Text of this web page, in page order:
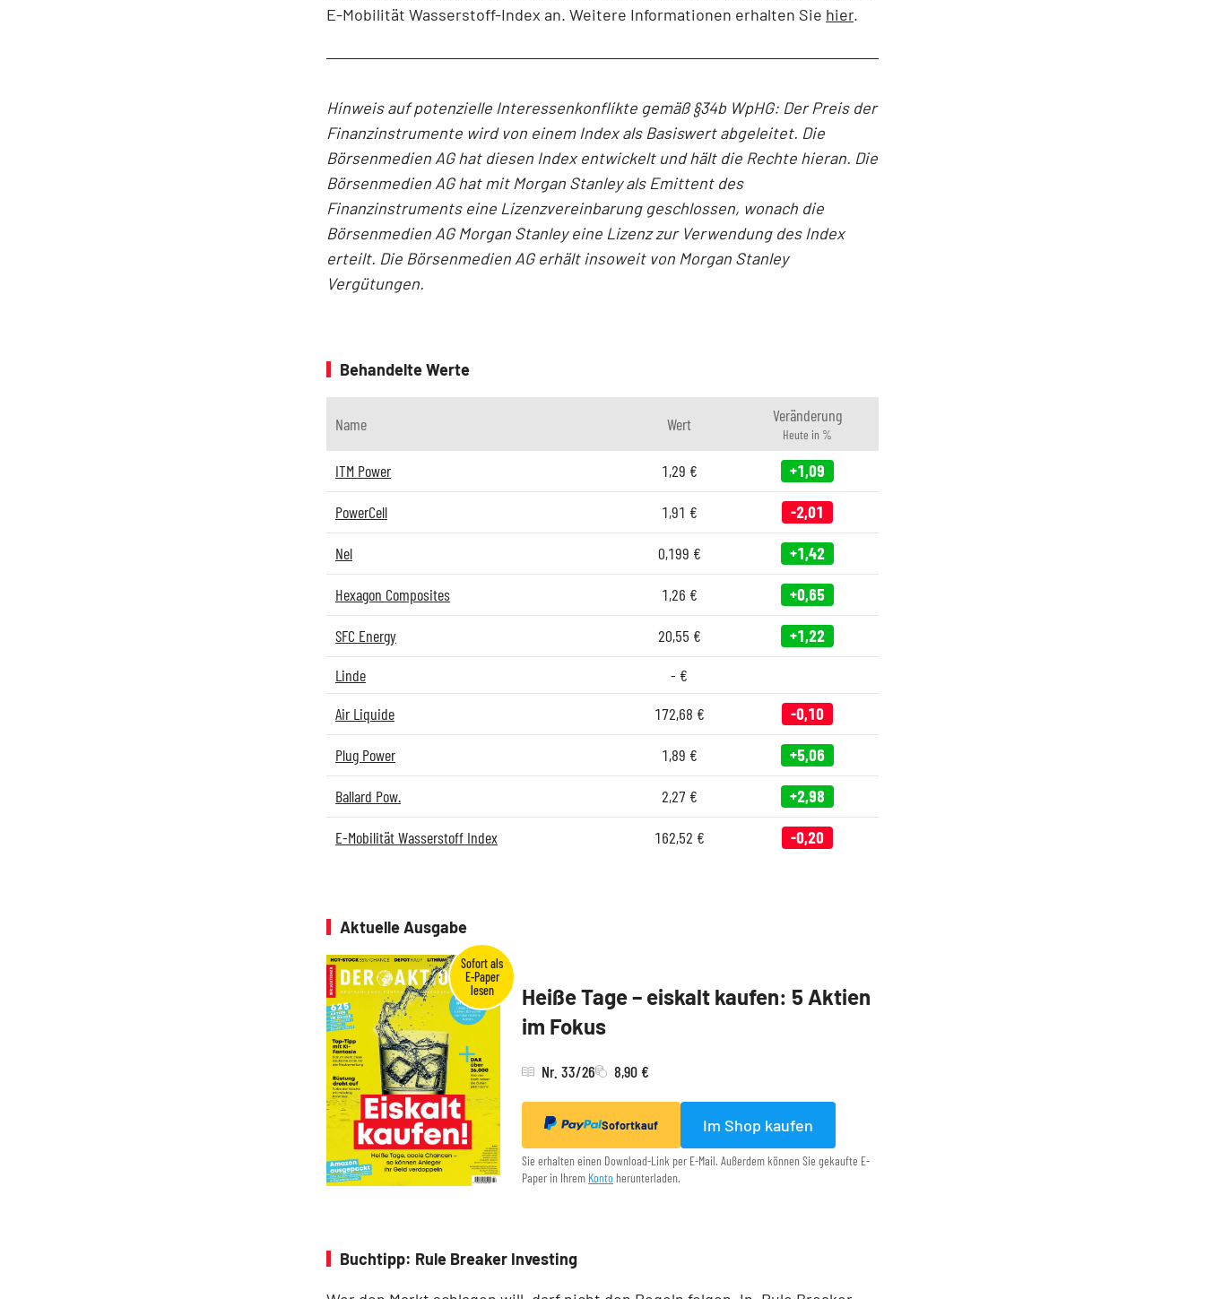
E-Mobilität Wasserstoff-Index an. Weitere Informationen erhalten Sie hier.
Hinweis auf potenzielle Interessenkonflikte gemäß §34b WpHG: Der Preis der
Finanzinstrumente wird von einem Index als Basiswert abgeleitet. Die
Börsenmedien AG hat diesen Index entwickelt und hält die Rechte hieran. Die
Börsenmedien AG hat mit Morgan Stanley als Emittent des
Finanzinstruments eine Lizenzvereinbarung geschlossen, wonach die
Börsenmedien AG Morgan Stanley eine Lizenz zur Verwendung des Index
erteilt. Die Börsenmedien AG erhält insoweit von Morgan Stanley
Vergütungen.
Behandelte Werte
Name Wert Veränderung
Heute in %
ITM Power 1,29 € +1,09
PowerCell 1,91 € -2,01
Nel 0,199 € +1,42
Hexagon Composites 1,26 € +0,65
SFC Energy 20,55 €
+1,22
Linde
- €
Air Liquide
172,68 € -0,10
Plug Power 1,89 € +5,06
Ballard Pow. 2,27 € +2,98
E-Mobilität Wasserstoff Index 162,52 € -0,20
Aktuelle Ausgabe
Heiße Tage – eiskalt kaufen: 5 Aktien
im Fokus
Nr. 33/26 8,90 €
Sofortkauf Im Shop kaufen
Sie erhalten einen Download-Link per E-Mail. Außerdem können Sie gekaufte E-
Paper in Ihrem Konto herunterladen.
Buchtipp: Rule Breaker Investing